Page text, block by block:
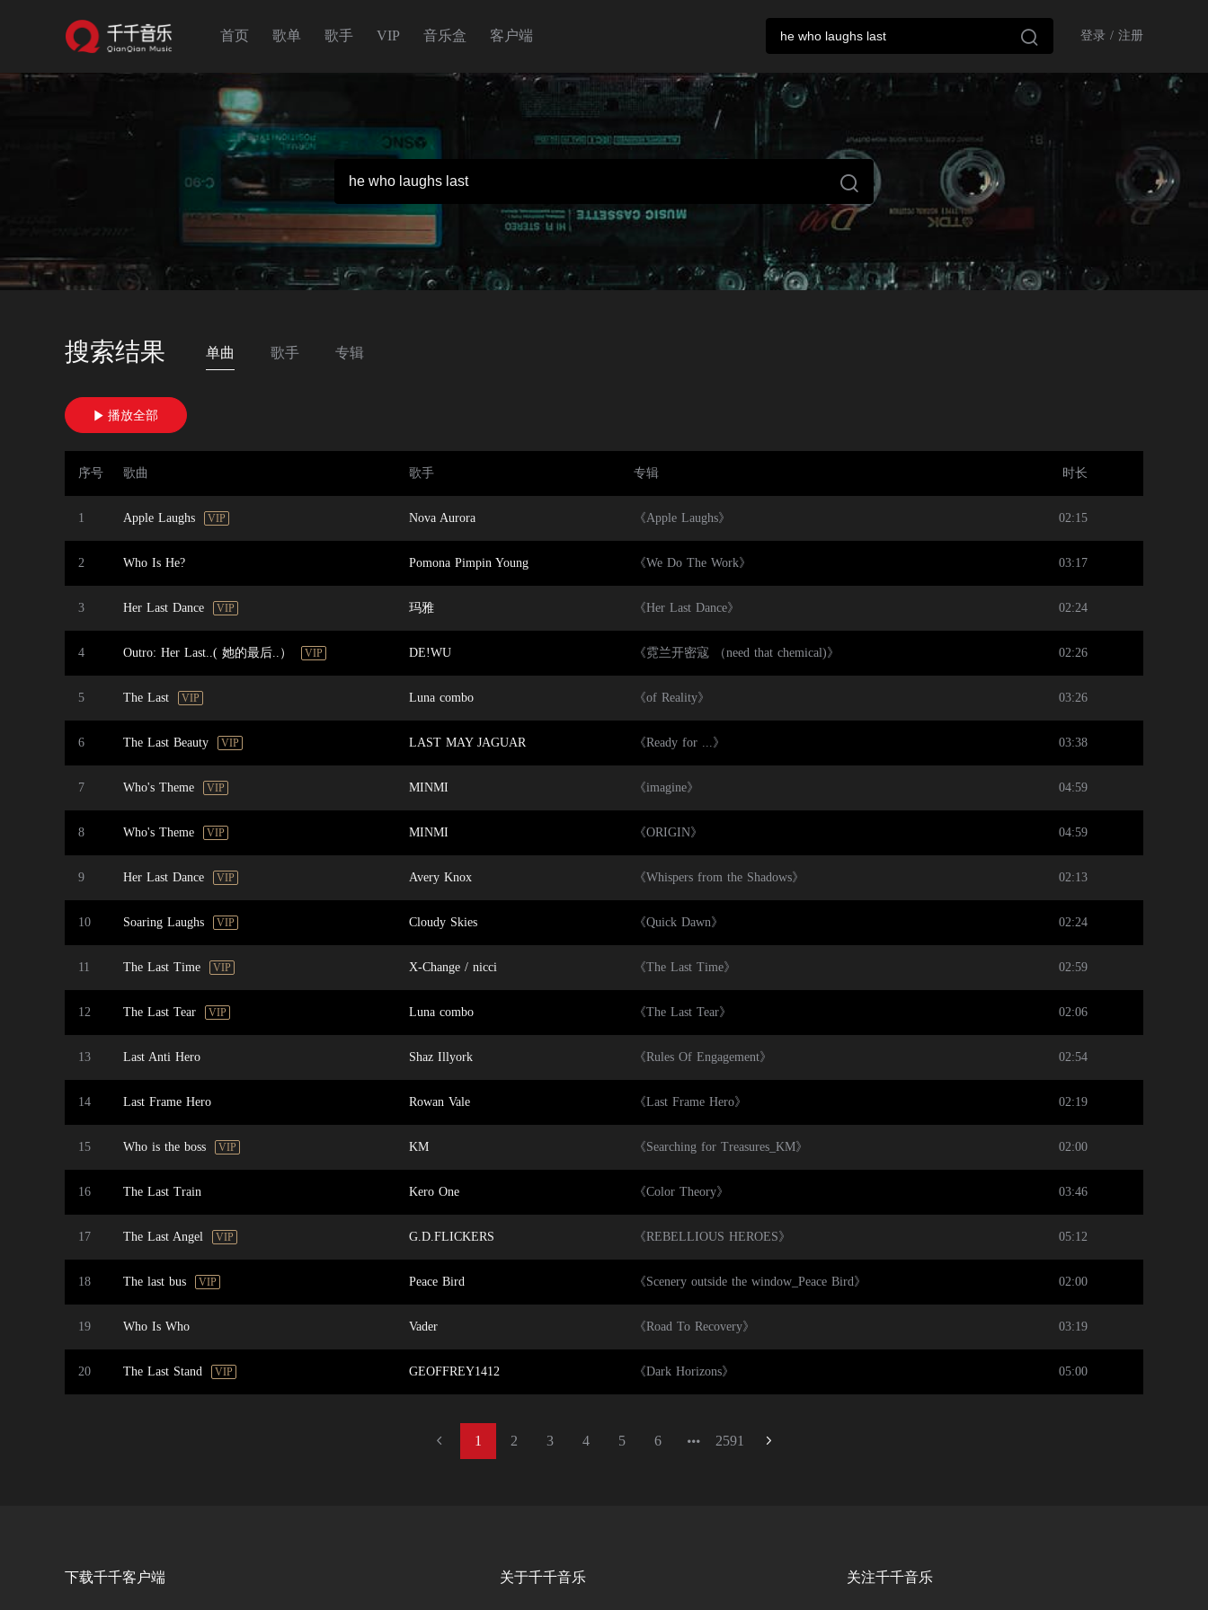
首页 歌单 歌手 VIP 音乐盒 客户端  登录 / 注册

搜索结果 单曲 歌手 专辑
 播放全部
序号 歌曲 歌手 专辑 时长
1 Apple Laughs VIP Nova Aurora 《Apple Laughs》 02:15
2 Who Is He? Pomona Pimpin Young 《We Do The Work》 03:17
3 Her Last Dance VIP 玛雅 《Her Last Dance》 02:24
4 Outro: Her Last..( 她的最后..） VIP DE!WU 《霓兰开密寇 （need that chemical)》 02:26
5 The Last VIP Luna combo 《of Reality》 03:26
6 The Last Beauty VIP LAST MAY JAGUAR 《Ready for ...》 03:38
7 Who's Theme VIP MINMI 《imagine》 04:59
8 Who's Theme VIP MINMI 《ORIGIN》 04:59
9 Her Last Dance VIP Avery Knox 《Whispers from the Shadows》 02:13
10 Soaring Laughs VIP Cloudy Skies 《Quick Dawn》 02:24
11 The Last Time VIP X-Change / nicci 《The Last Time》 02:59
12 The Last Tear VIP Luna combo 《The Last Tear》 02:06
13 Last Anti Hero Shaz Illyork 《Rules Of Engagement》 02:54
14 Last Frame Hero Rowan Vale 《Last Frame Hero》 02:19
15 Who is the boss VIP KM 《Searching for Treasures_KM》 02:00
16 The Last Train Kero One 《Color Theory》 03:46
17 The Last Angel VIP G.D.FLICKERS 《REBELLIOUS HEROES》 05:12
18 The last bus VIP Peace Bird 《Scenery outside the window_Peace Bird》 02:00
19 Who Is Who Vader 《Road To Recovery》 03:19
20 The Last Stand VIP GEOFFREY1412 《Dark Horizons》 05:00
1 2 3 4 5 6 2591
下载千千客户端 关于千千音乐 关注千千音乐